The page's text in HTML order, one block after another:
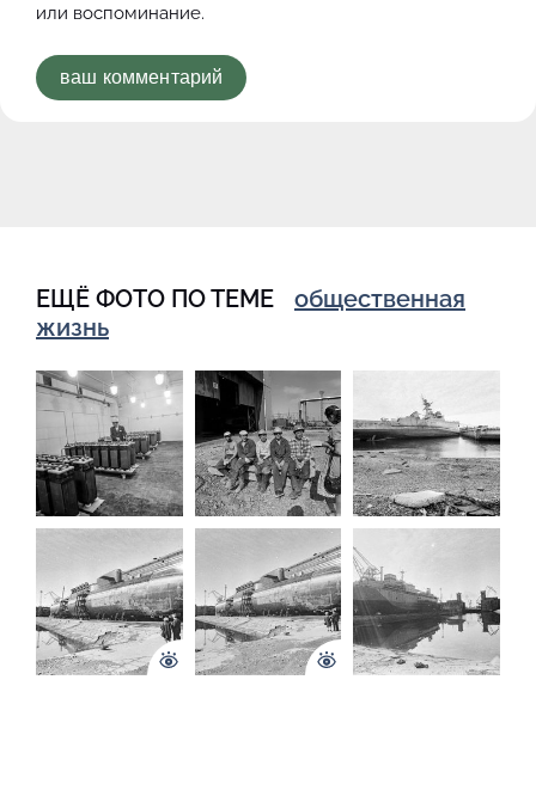
или воспоминание.
ваш комментарий
ЕЩЁ ФОТО ПО ТЕМЕ
общественная
жизнь